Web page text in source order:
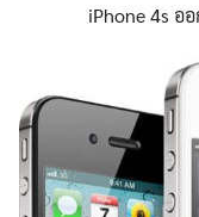
iPhone 4s อ